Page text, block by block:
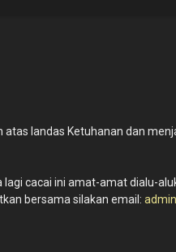
landas Ketuhanan dan
cacai ini amat-amat dialu-
bersama silakan email: